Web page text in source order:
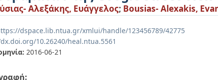
Αλεξάκης, Ευάγγελος; Bousias- Alexakis,
dspace.lib.ntua.gr/xmlui/handle/123456789/42775
10.26240/heal.ntua.5561
2016-06-21